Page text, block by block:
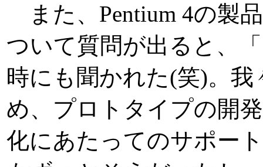
また、Pentium 4の製
ついて質問が出ると、
時にも聞かれた(笑)。
め、プロトタイプの開
化にあたってのサポー